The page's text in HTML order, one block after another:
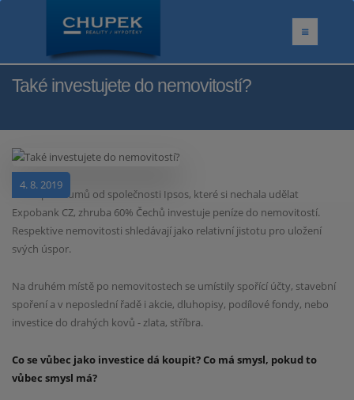
Také investujete do nemovitostí?
4. 8. 2019
Podle průzkumů od společnosti Ipsos, které si nechala udělat
Expobank CZ, zhruba 60% Čechů investuje peníze do nemovitostí.
Respektive nemovitosti shledávají jako relativní jistotu pro uložení
svých úspor.
Na druhém místě po nemovitostech se umístily spořící účty, stavební
spoření a v neposlední řadě i akcie, dluhopisy, podílové fondy, nebo
investice do drahých kovů - zlata, stříbra.
Co se vůbec jako investice dá koupit? Co má smysl, pokud to
vůbec smysl má?